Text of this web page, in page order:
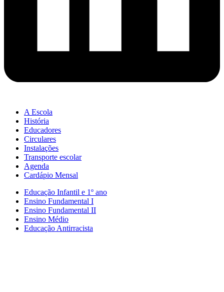
A Escola
História
Educadores
Circulares
Instalações
Transporte escolar
Agenda
Cardápio Mensal
Educação Infantil e 1º ano
Ensino Fundamental I
Ensino Fundamental II
Ensino Médio
Educação Antirracista